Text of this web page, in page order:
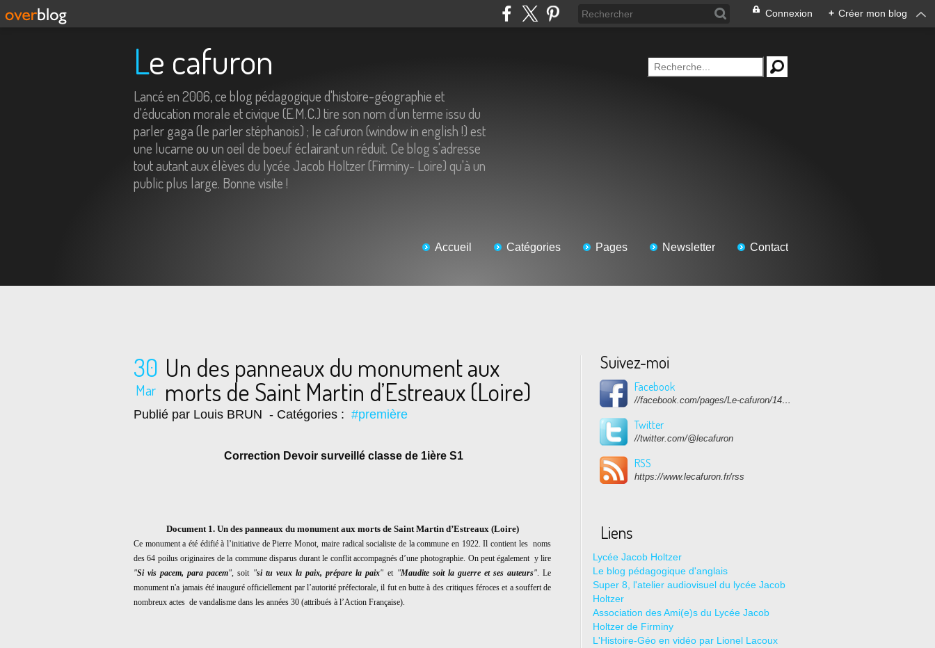
Connexion + Créer mon blog
Le cafuron
Lancé en 2006, ce blog pédagogique d'histoire-géographie et
d'éducation morale et civique (E.M.C.) tire son nom d'un terme issu du
parler gaga (le parler stéphanois) ; le cafuron (window in english !) est
une lucarne ou un oeil de boeuf éclairant un réduit. Ce blog s'adresse
tout autant aux élèves du lycée Jacob Holtzer (Firminy- Loire) qu'à un
public plus large. Bonne visite !
Accueil Catégories Pages Newsletter Contact
30
Mar
Un des panneaux du monument aux
morts de Saint Martin d’Estreaux (Loire)
Publié par Louis BRUN - Catégories : #première
Correction Devoir surveillé classe de 1ière S1
Document 1. Un des panneaux du monument aux morts de Saint Martin d’Estreaux (Loire)
Ce monument a été édifié à l’initiative de Pierre Monot, maire radical socialiste de la commune en 1922. Il contient les noms
des 64 poilus originaires de la commune disparus durant le conflit accompagnés d’une photographie. On peut également y lire
"Si vis pacem, para pacem", soit "si tu veux la paix, prépare la paix" et "Maudite soit la guerre et ses auteurs". Le
monument n'a jamais été inauguré officiellement par l’autorité préfectorale, il fut en butte à des critiques féroces et a souffert de
nombreux actes de vandalisme dans les années 30 (attribués à l’Action Française).
Suivez-moi
Facebook
//facebook.com/pages/Le-cafuron/1415682768741632
Twitter
//twitter.com/@lecafuron
RSS
https://www.lecafuron.fr/rss
Liens
Lycée Jacob Holtzer
Le blog pédagogique d'anglais
Super 8, l'atelier audiovisuel du lycée Jacob
Holtzer
Association des Ami(e)s du Lycée Jacob
Holtzer de Firminy
L'Histoire-Géo en vidéo par Lionel Lacoux